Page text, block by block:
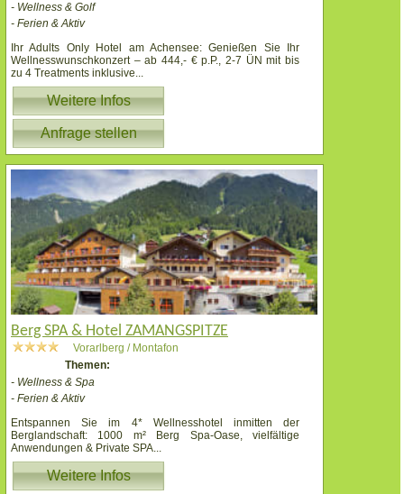
- Wellness & Golf
- Ferien & Aktiv
Ihr Adults Only Hotel am Achensee: Genießen Sie Ihr
Wellnesswunschkonzert – ab 444,- € p.P., 2-7 ÜN mit bis
zu 4 Treatments inklusive...
Weitere Infos
Anfrage stellen
Berg SPA & Hotel ZAMANGSPITZE
Vorarlberg / Montafon
Themen:
- Wellness & Spa
- Ferien & Aktiv
Entspannen Sie im 4* Wellnesshotel inmitten der
Berglandschaft: 1000 m² Berg Spa-Oase, vielfältige
Anwendungen & Private SPA...
Weitere Infos